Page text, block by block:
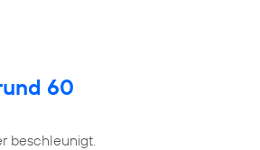
60
beschleunigt.